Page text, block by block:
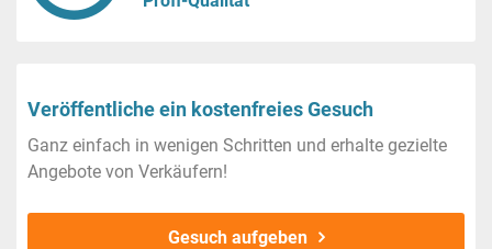
Veröffentliche ein kostenfreies Gesuch
Ganz einfach in wenigen Schritten und erhalte gezielte
Angebote von Verkäufern!
Gesuch aufgeben